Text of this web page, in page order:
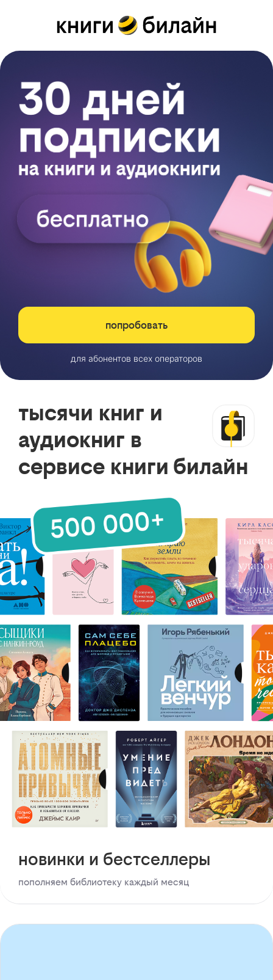
попробовать
для абонентов всех операторов
тысячи книг и
аудиокниг в
сервисе книги билайн
новинки и бестселлеры
пополняем библиотеку каждый месяц